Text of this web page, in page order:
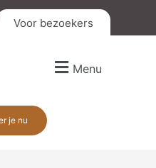
Voor bezoekers
Menu
je nu